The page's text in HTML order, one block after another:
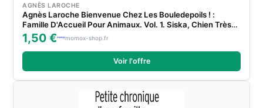
AGNÈS LAROCHE
Agnès Laroche Bienvenue Chez Les Bouledepoils ! :
Famille D'Accueil Pour Animaux. Vol. 1. Siska, Chien Très
Câlin
1,50 € momox-shop.fr
Voir l'offre